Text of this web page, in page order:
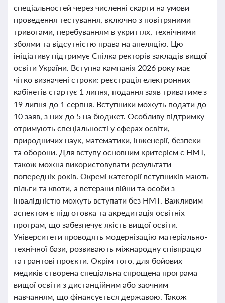
спеціальностей через численні скарги на умови
проведення тестування, включно з повітряними
тривогами, перебуванням в укриттях, технічними
збоями та відсутністю права на апеляцію. Цю
ініціативу підтримує Спілка ректорів закладів вищої
освіти України. Вступна кампанія 2026 року має
чітко визначені строки: реєстрація електронних
кабінетів стартує 1 липня, подання заяв триватиме з
19 липня до 1 серпня. Вступники можуть подати до
10 заяв, з них до 5 на бюджет. Особливу підтримку
отримують спеціальності у сферах освіти,
природничих наук, математики, інженерії, безпеки
та оборони. Для вступу основним критерієм є НМТ,
також можна використовувати результати
попередніх років. Окремі категорії вступників мають
пільги та квоти, а ветерани війни та особи з
інвалідністю можуть вступати без НМТ. Важливим
аспектом є підготовка та акредитація освітніх
програм, що забезпечує якість вищої освіти.
Університети проводять модернізацію матеріально-
технічної бази, розвивають міжнародну співпрацю
та грантові проєкти. Окрім того, для бойових
медиків створена спеціальна спрощена програма
вищої освіти з дистанційним або заочним
навчанням, що фінансується державою. Також